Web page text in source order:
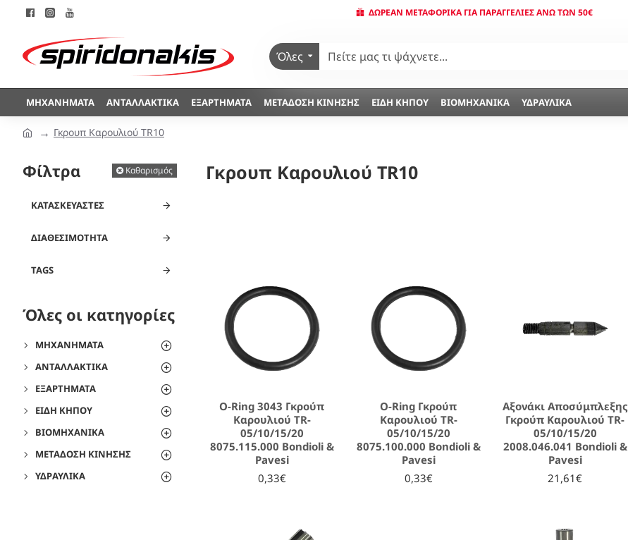
ΔΩΡΕΆΝ ΜΕΤΑΦΟΡΙΚΆ ΓΙΑ ΠΑΡΑΓΓΕΛΊΕΣ ΆΝΩ ΤΩΝ 50€
Όλες
ΜΗΧΑΝΉΜΑΤΑ ΑΝΤΑΛΛΑΚΤΙΚΆ ΕΞΑΡΤΉΜΑΤΑ ΜΕΤΆΔΟΣΗ ΚΊΝΗΣΗΣ ΕΊΔΗ ΚΉΠΟΥ ΒΙΟΜΗΧΑΝΙΚΆ ΥΔΡΑΥΛΙΚΆ
Γκρουπ Καρουλιού TR10
Φίλτρα Καθαρισμός
ΚΑΤΑΣΚΕΥΑΣΤΈΣ
TAGS
ΔΙΑΘΕΣΙΜΌΤΗΤΑ
Όλες οι κατηγορίες
ΜΗΧΑΝΉΜΑΤΑ
ΑΝΤΑΛΛΑΚΤΙΚΆ
ΕΞΑΡΤΉΜΑΤΑ
ΕΊΔΗ ΚΉΠΟΥ
ΒΙΟΜΗΧΑΝΙΚΆ
ΜΕΤΆΔΟΣΗ ΚΊΝΗΣΗΣ
ΥΔΡΑΥΛΙΚΆ
Γκρουπ Καρουλιού TR10
O-Ring 3043 Γκρούπ
Καρουλιού TR-
05/10/15/20
8075.115.000 Bondioli &
Pavesi
0,33€
O-Ring Γκρούπ
Καρουλιού TR-
05/10/15/20
8075.100.000 Bondioli &
Pavesi
0,33€
Αξονάκι Αποσύμπλεξης
Γκρούπ Καρουλιού TR-
05/10/15/20
2008.046.041 Bondioli &
Pavesi
21,61€